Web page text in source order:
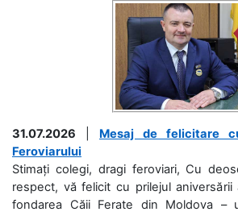
31.07.2026
Mesaj de felicitare
Feroviarului
Stimați colegi, dragi feroviari, Cu
respect, vă felicit cu prilejul
fondarea Căii Ferate din Moldova –